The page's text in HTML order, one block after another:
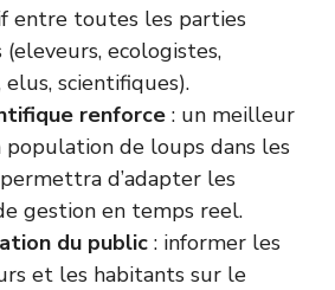
entre toutes les parties
(eleveurs, ecologistes,
elus, scientifiques).
renforce : un meilleur
population de loups dans les
d’adapter les
gestion en temps reel.
du public : informer les
et les habitants sur le